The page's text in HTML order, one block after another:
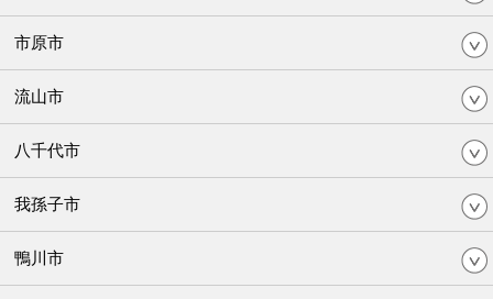
市原市
流山市
八千代市
我孫子市
鴨川市